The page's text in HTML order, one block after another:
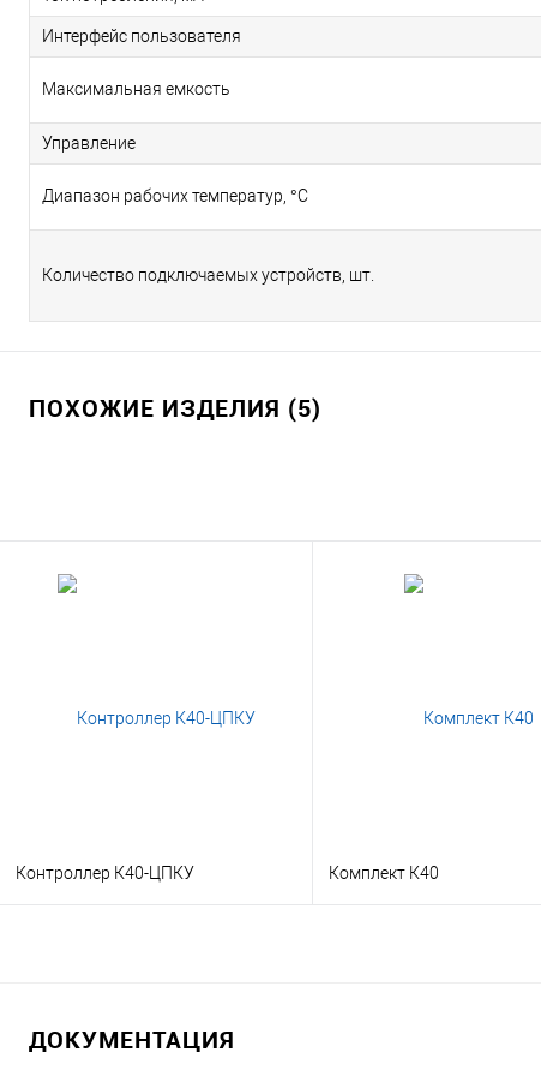
Интерфейс пользователя
Максимальная емкость
Управление
Диапазон рабочих температур, °С
Количество подключаемых устройств, шт.
ПОХОЖИЕ ИЗДЕЛИЯ (5)
Контроллер К40-ЦПКУ
В избранное
Под заказ
Комплект К40
ДОКУМЕНТАЦИЯ